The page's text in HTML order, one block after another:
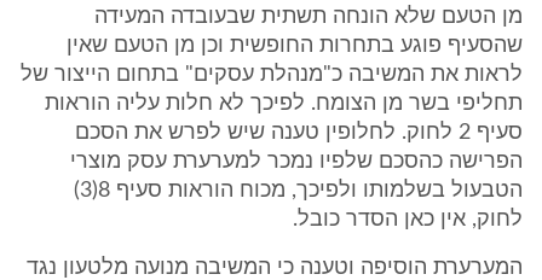
מן הטעם שלא הונחה תשתית שבעובדה המעידה
שהסעיף פוגע בתחרות החופשית וכן מן הטעם שאין
לראות את המשיבה כ"מנהלת עסקים" בתחום הייצור של
תחליפי בשר מן הצומח. לפיכך לא חלות עליה הוראות
סעיף 2 לחוק. לחלופין טענה שיש לפרש את הסכם
הפרישה כהסכם שלפיו נמכר למערערת עסק מוצרי
הטבעול בשלמותו ולפיכך, מכוח הוראות סעיף 8(3)
לחוק, אין כאן הסדר כובל.
המערערת הוסיפה וטענה כי המשיבה מנועה מלטעון נגד